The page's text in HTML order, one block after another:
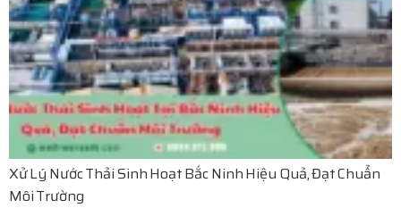
Xử Lý Nước Thải Sinh Hoạt Bắc Ninh Hiệu Quả, Đạt Chuẩn
Môi Trường